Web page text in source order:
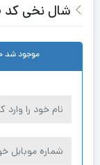
شال نخی کد 17316
موجود شد